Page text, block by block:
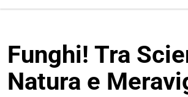
Funghi! Tra
Natura e